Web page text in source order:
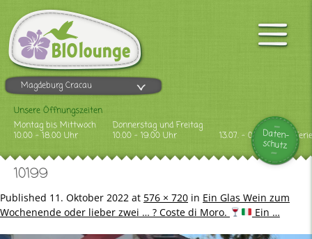
Magdeburg Cracau
Unsere Öffnungszeiten
Montag bis Mittwoch
10.00 - 18.00 Uhr
Donnerstag und Freitag
10.00 - 19.00 Uhr
13.07. - 09.08.2026
Daten-
schutz
10199
Published 11. Oktober 2022 at 576 × 720 in Ein Glas Wein zum
Wochenende oder lieber zwei … ? Coste di Moro.
Ein …